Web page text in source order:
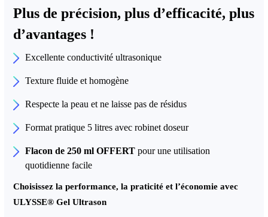
Plus de précision, plus d’efficacité, plus
d’avantages !
Excellente conductivité ultrasonique
Texture fluide et homogène
Respecte la peau et ne laisse pas de résidus
Format pratique 5 litres avec robinet doseur
Flacon de 250 ml OFFERT pour une utilisation
quotidienne facile
Choisissez la performance, la praticité et l’économie avec
ULYSSE® Gel Ultrason